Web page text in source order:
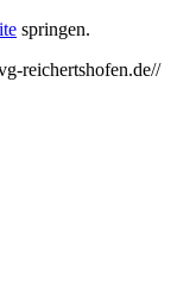
springen.
reichertshofen.de//